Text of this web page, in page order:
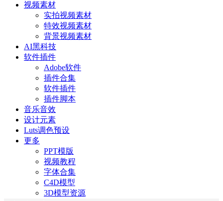
视频素材
实拍视频素材
特效视频素材
背景视频素材
AI黑科技
软件插件
Adobe软件
插件合集
软件插件
插件脚本
音乐音效
设计元素
Luts调色预设
更多
PPT模版
视频教程
字体合集
C4D模型
3D模型资源